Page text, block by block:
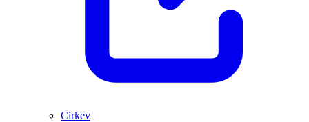
Cirkev